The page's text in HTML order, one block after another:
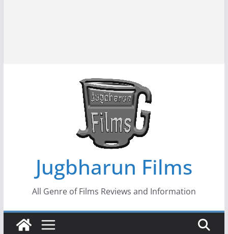
Jugbharun Films
All Genre of Films Reviews and Information